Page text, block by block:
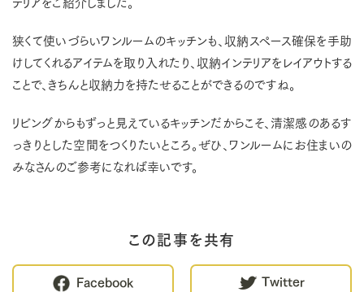
狭くて使いづらいワンルームのキッチンも、収納スペース確保を手助
けしてくれるアイテムを取り入れたり、収納インテリアをレイアウトする
ことで、きちんと収納力を持たせることができるのですね。
リビングからもずっと見えているキッチンだからこそ、清潔感のあるす
っきりとした空間をつくりたいところ。ぜひ、ワンルームにお住まいの
みなさんのご参考になれば幸いです。
この記事を共有
Facebook Twitter